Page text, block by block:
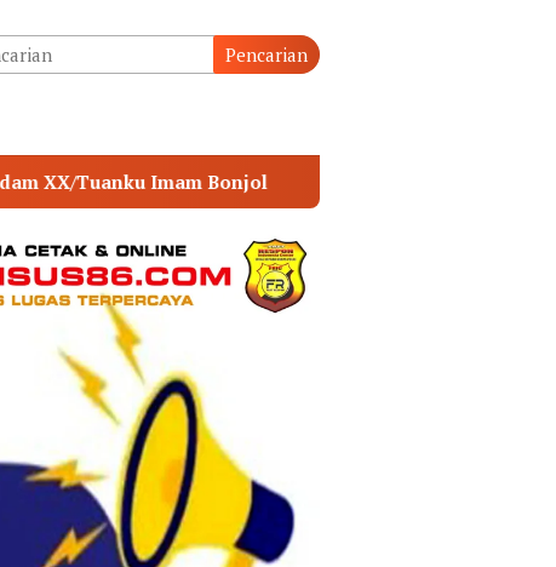
Pencarian
POLSEK MUARA SABAK TIMUR PERKUAT SINERGI